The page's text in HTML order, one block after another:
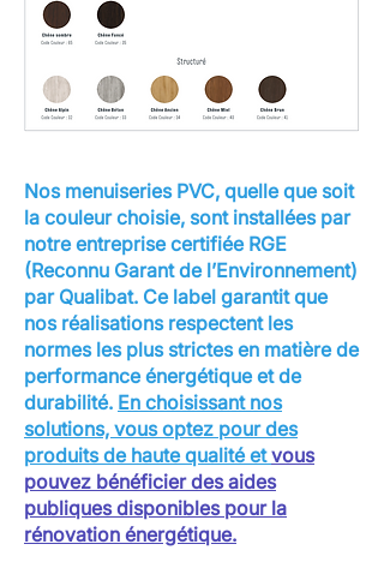
Nos menuiseries PVC, quelle que soit
la couleur choisie, sont installées par
notre entreprise certifiée RGE
(Reconnu Garant de l’Environnement)
par Qualibat. Ce label garantit que
nos réalisations respectent les
normes les plus strictes en matière de
performance énergétique et de
durabilité. En choisissant nos
solutions, vous optez pour des
produits de haute qualité etvous
pouvez bénéficier des aides
publiques disponibles pour la
rénovation énergétique.